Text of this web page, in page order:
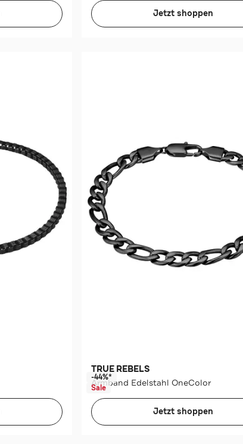
Jetzt shoppen
TRUE REBELS
Armband Edelstahl OneColor
-44%*
Sale
Jetzt shoppen